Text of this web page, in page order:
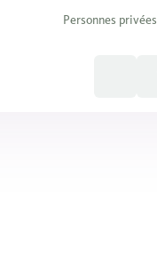
Personnes privées